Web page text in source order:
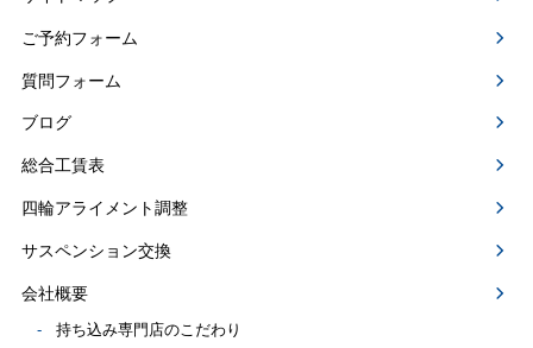
ご予約フォーム
質問フォーム
ブログ
総合工賃表
四輪アライメント調整
サスペンション交換
会社概要
持ち込み専門店のこだわり